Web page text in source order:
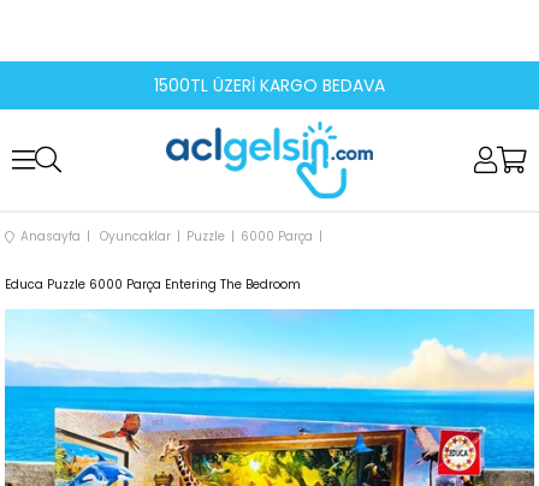
1500TL ÜZERİ KARGO BEDAVA
Anasayfa Oyuncaklar Puzzle 6000 Parça
Educa Puzzle 6000 Parça Entering The Bedroom